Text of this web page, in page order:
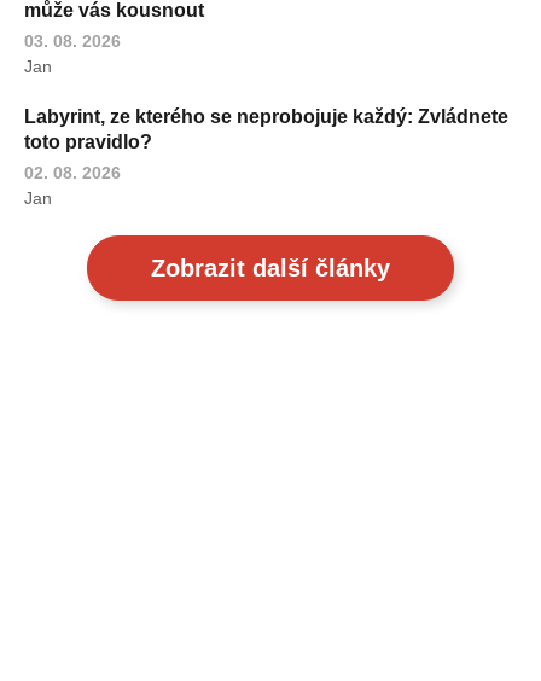
může vás kousnout
03. 08. 2026
Jan
Labyrint, ze kterého se neprobojuje každý: Zvládnete
toto pravidlo?
02. 08. 2026
Jan
Zobrazit další články